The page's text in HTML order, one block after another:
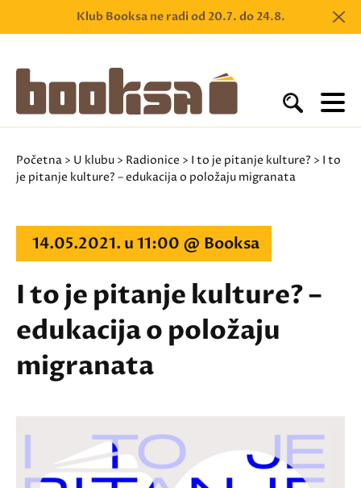
Klub Booksa ne radi od 20.7. do 24.8.
Početna > U klubu > Radionice > I to je pitanje kulture? > I to
je pitanje kulture? – edukacija o položaju migranata
14.05.2021. u 11:00 @ Booksa
I to je pitanje kulture? –
edukacija o položaju
migranata